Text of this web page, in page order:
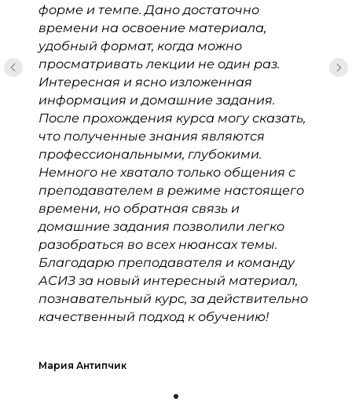
форме и темпе. Дано достаточно
времени на освоение материала,
удобный формат, когда можно
просматривать лекции не один раз.
Интересная и ясно изложенная
информация и домашние задания.
После прохождения курса могу сказать,
что полученные знания являются
профессиональными, глубокими.
Немного не хватало только общения с
преподавателем в режиме настоящего
времени, но обратная связь и
домашние задания позволили легко
разобраться во всех нюансах темы.
Благодарю преподавателя и команду
АСИЗ за новый интересный материал,
познавательный курс, за действительно
качественный подход к обучению!
Мария Антипчик